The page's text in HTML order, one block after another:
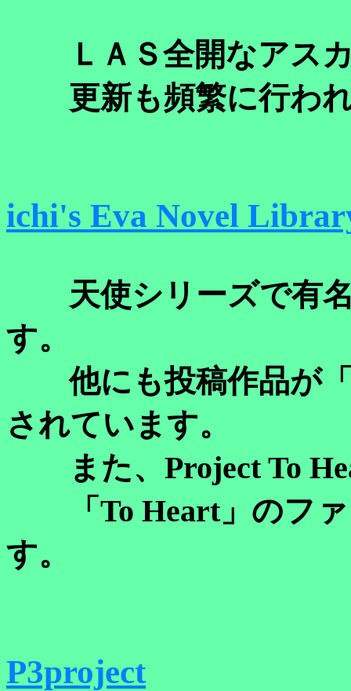
ＬＡＳ全開なアスカ
更新も頻繁に行われ
ichi's Eva Novel
天使シリーズで有名
す。
他にも投稿作品が「
されています。
また、Project To
「To Heart」のファ
す。
P3project